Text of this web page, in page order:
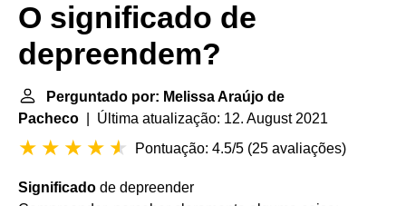
O significado de
depreendem?
Perguntado por: Melissa Araújo de
Pacheco | Última atualização: 12. August 2021
Pontuação: 4.5/5 (25 avaliações)
Significado de depreender